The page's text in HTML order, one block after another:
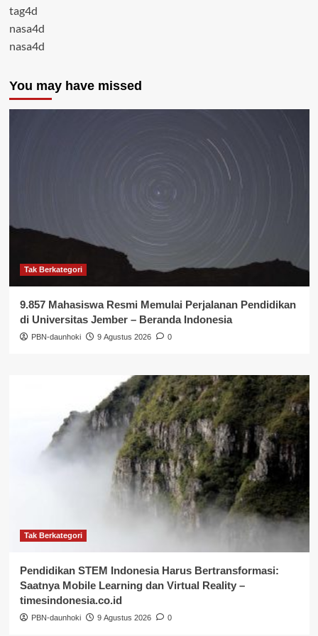
tag4d
nasa4d
nasa4d
You may have missed
Tak Berkategori
9.857 Mahasiswa Resmi Memulai Perjalanan Pendidikan
di Universitas Jember – Beranda Indonesia
PBN-daunhoki 9 Agustus 2026 0
Tak Berkategori
Pendidikan STEM Indonesia Harus Bertransformasi:
Saatnya Mobile Learning dan Virtual Reality –
timesindonesia.co.id
PBN-daunhoki 9 Agustus 2026 0